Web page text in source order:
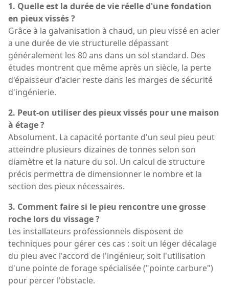
1. Quelle est la durée de vie réelle d'une fondation
en pieux vissés ?
Grâce à la galvanisation à chaud, un pieu vissé en acier
a une durée de vie structurelle dépassant
généralement les 80 ans dans un sol standard. Des
études montrent que même après un siècle, la perte
d'épaisseur d'acier reste dans les marges de sécurité
d'ingénierie.
2. Peut-on utiliser des pieux vissés pour une maison
à étage ?
Absolument. La capacité portante d'un seul pieu peut
atteindre plusieurs dizaines de tonnes selon son
diamètre et la nature du sol. Un calcul de structure
précis permettra de dimensionner le nombre et la
section des pieux nécessaires.
3. Comment faire si le pieu rencontre une grosse
roche lors du vissage ?
Les installateurs professionnels disposent de
techniques pour gérer ces cas : soit un léger décalage
du pieu avec l'accord de l'ingénieur, soit l'utilisation
d'une pointe de forage spécialisée ("pointe carbure")
pour percer l'obstacle.